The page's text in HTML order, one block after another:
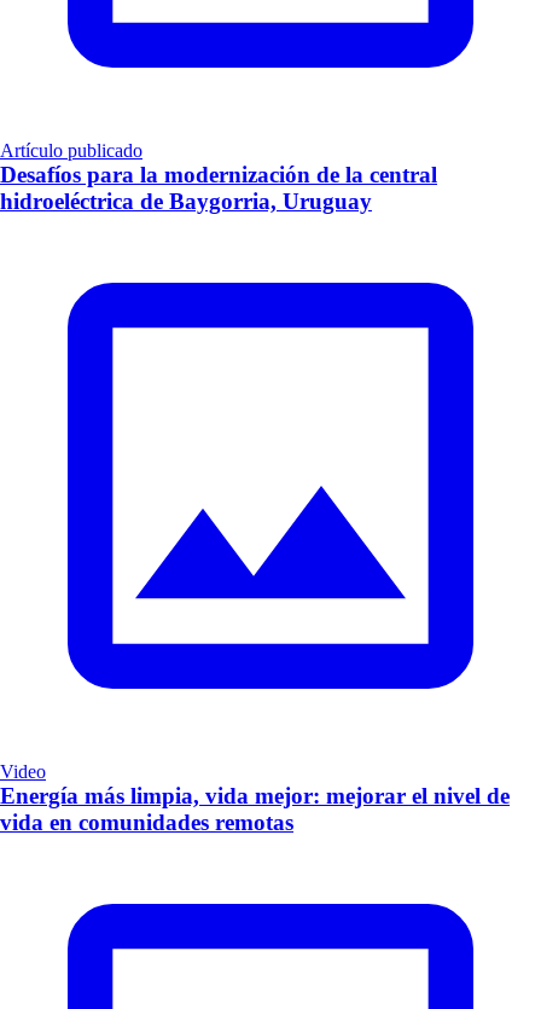
Artículo publicado
Desafíos para la modernización de la central
hidroeléctrica de Baygorria, Uruguay
Video
Energía más limpia, vida mejor: mejorar el nivel de
vida en comunidades remotas